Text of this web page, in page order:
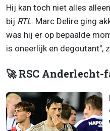
Hij kan toch niet alles
bij RTL. Marc Delire ging
was hij er op bepaalde
is oneerlijk en degoutant",
🚀 RSC Anderlecht-